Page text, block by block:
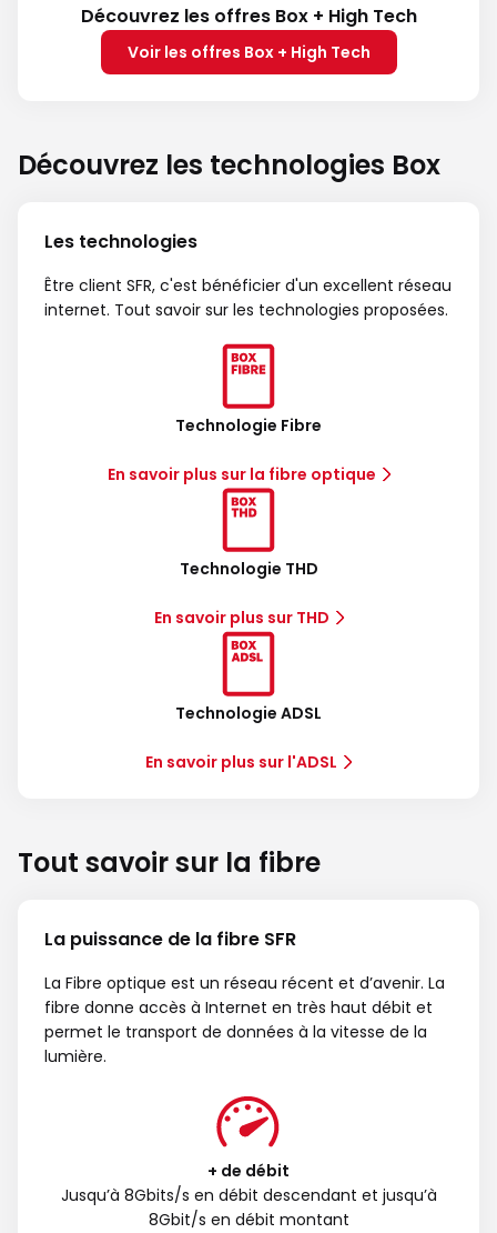
Découvrez les offres Box + High Tech
Voir les offres Box + High Tech
Découvrez les technologies Box
Les technologies
Être client SFR, c'est bénéficier d'un excellent réseau
internet. Tout savoir sur les technologies proposées.
Technologie Fibre
En savoir plus sur la fibre optique
Technologie THD
En savoir plus sur THD
Technologie ADSL
En savoir plus sur l'ADSL
Tout savoir sur la fibre
La puissance de la fibre SFR
La Fibre optique est un réseau récent et d’avenir. La
fibre donne accès à Internet en très haut débit et
permet le transport de données à la vitesse de la
lumière.
+ de débit
Jusqu’à 8Gbits/s en débit descendant et jusqu’à
8Gbit/s en débit montant